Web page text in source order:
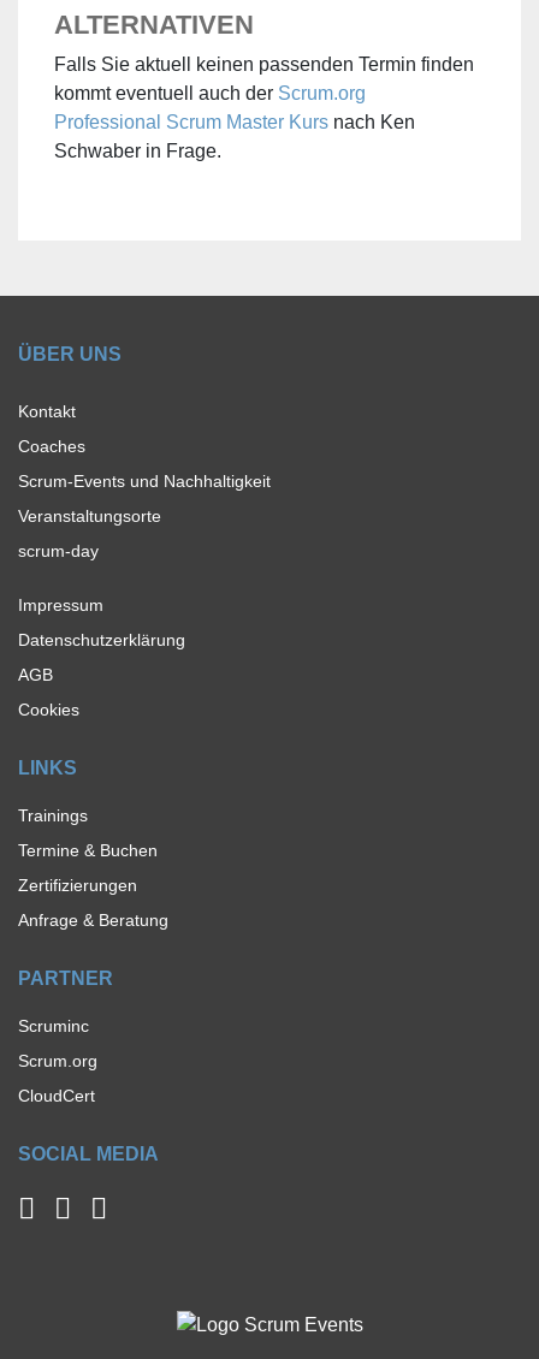
ALTERNATIVEN
Falls Sie aktuell keinen passenden Termin finden
kommt eventuell auch der Scrum.org
Professional Scrum Master Kurs nach Ken
Schwaber in Frage.
ÜBER UNS
Kontakt
Coaches
Scrum-Events und Nachhaltigkeit
Veranstaltungsorte
scrum-day
Impressum
Datenschutzerklärung
AGB
Cookies
LINKS
Trainings
Termine & Buchen
Zertifizierungen
Anfrage & Beratung
PARTNER
Scruminc
Scrum.org
CloudCert
SOCIAL MEDIA